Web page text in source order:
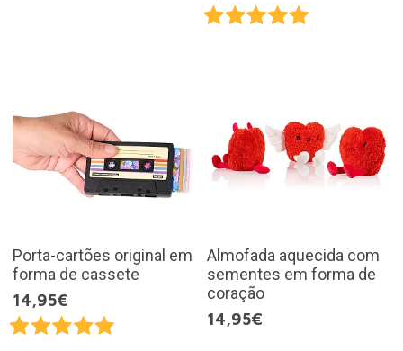
Porta-cartões original em
forma de cassete
14,95€
Almofada aquecida com
sementes em forma de
coração
14,95€